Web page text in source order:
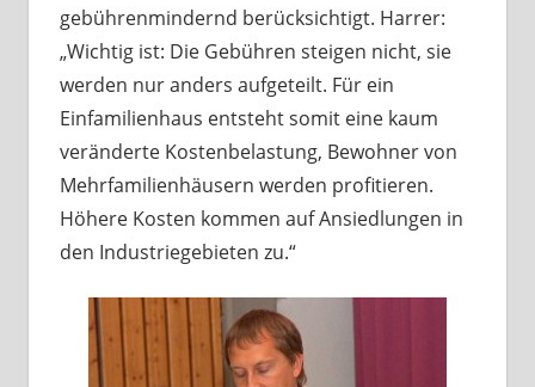
gebührenmindernd berücksichtigt. Harrer:
„Wichtig ist: Die Gebühren steigen nicht, sie
werden nur anders aufgeteilt. Für ein
Einfamilienhaus entsteht somit eine kaum
veränderte Kostenbelastung, Bewohner von
Mehrfamilienhäusern werden profitieren.
Höhere Kosten kommen auf Ansiedlungen in
den Industriegebieten zu.“